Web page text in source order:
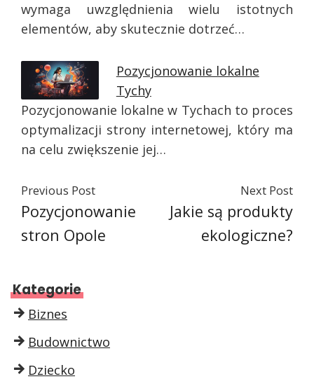
wymaga uwzględnienia wielu istotnych
elementów, aby skutecznie dotrzeć…
Pozycjonowanie lokalne
Tychy
Pozycjonowanie lokalne w Tychach to proces
optymalizacji strony internetowej, który ma
na celu zwiększenie jej…
Previous Post
Pozycjonowanie
stron Opole
Next Post
Jakie są produkty
ekologiczne?
Kategorie
Biznes
Budownictwo
Dziecko